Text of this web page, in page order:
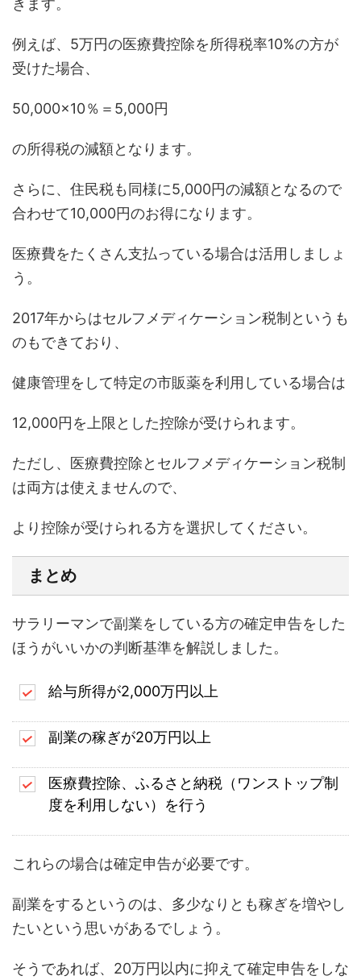
きます。
例えば、5万円の医療費控除を所得税率10%の方が
受けた場合、
50,000×10％＝5,000円
の所得税の減額となります。
さらに、住民税も同様に5,000円の減額となるので
合わせて10,000円のお得になります。
医療費をたくさん支払っている場合は活用しましょ
う。
2017年からはセルフメディケーション税制というも
のもできており、
健康管理をして特定の市販薬を利用している場合は
12,000円を上限とした控除が受けられます。
ただし、医療費控除とセルフメディケーション税制
は両方は使えませんので、
より控除が受けられる方を選択してください。
まとめ
サラリーマンで副業をしている方の確定申告をした
ほうがいいかの判断基準を解説しました。
給与所得が2,000万円以上
副業の稼ぎが20万円以上
医療費控除、ふるさと納税（ワンストップ制
度を利用しない）を行う
これらの場合は確定申告が必要です。
副業をするというのは、多少なりとも稼ぎを増やし
たいという思いがあるでしょう。
そうであれば、20万円以内に抑えて確定申告をしな